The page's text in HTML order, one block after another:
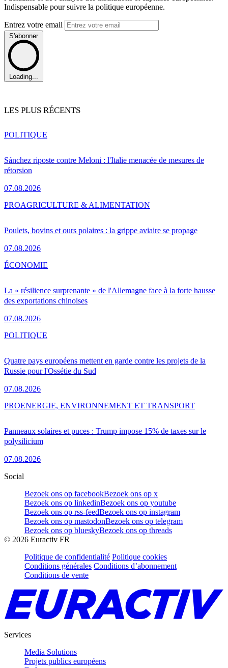
Indispensable pour suivre la politique européenne.
Entrez votre email
S'abonner
Loading...
LES PLUS RÉCENTS
Sánchez riposte contre Meloni : l'Italie menacée de mesures de
rétorsion
07.08.2026
POLITIQUE
Poulets, bovins et ours polaires : la grippe aviaire se propage
07.08.2026
PROAGRICULTURE & ALIMENTATION
La « résilience surprenante » de l'Allemagne face à la forte hausse
des exportations chinoises
07.08.2026
ÉCONOMIE
Quatre pays européens mettent en garde contre les projets de la
Russie pour l'Ossétie du Sud
07.08.2026
POLITIQUE
Panneaux solaires et puces : Trump impose 15% de taxes sur le
polysilicium
07.08.2026
PROENERGIE, ENVIRONNEMENT ET TRANSPORT
Social
Bezoek ons op facebookBezoek ons op x
Bezoek ons op linkedinBezoek ons op youtube
Bezoek ons op rss-feedBezoek ons op instagram
Bezoek ons op mastodonBezoek ons op telegram
Bezoek ons op blueskyBezoek ons op threads
© 2026 Euractiv FR
Politique de confidentialité Politique cookies
Conditions générales Conditions d’abonnement
Conditions de vente
Services
Media Solutions
Projets publics européens